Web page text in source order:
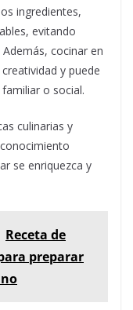
ingredientes,
evitando
cocinar en
y puede
o social.
culinarias y
se enriquezca y
Receta de
preparar